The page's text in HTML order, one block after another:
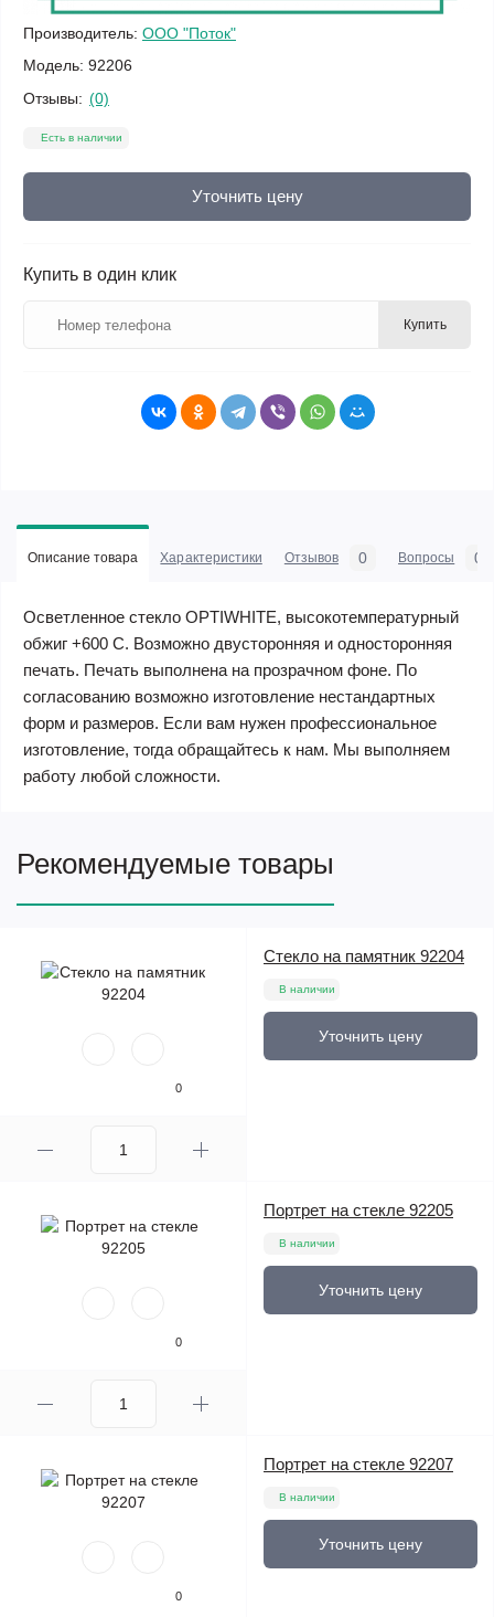
Производитель: ООО "Поток"
Модель: 92206
Отзывы: (0)
Есть в наличии
Уточнить цену
Купить в один клик
Купить
Описание товара Характеристики Отзывов 0 Вопросы 0
Осветленное стекло OPTIWHITE, высокотемпературный
обжиг +600 С. Возможно двусторонняя и односторонняя
печать. Печать выполнена на прозрачном фоне. По
согласованию возможно изготовление нестандартных
форм и размеров. Если вам нужен профессиональное
изготовление, тогда обращайтесь к нам. Мы выполняем
работу любой сложности.
Рекомендуемые товары
0
Стекло на памятник 92204
В наличии
Уточнить цену
0
Портрет на стекле 92205
В наличии
Уточнить цену
0
Портрет на стекле 92207
В наличии
Уточнить цену